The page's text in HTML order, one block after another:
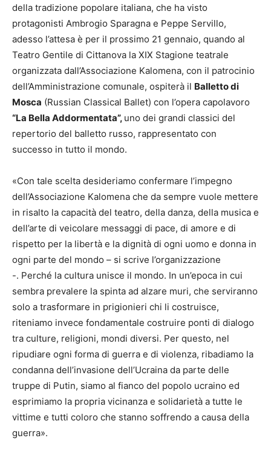
della tradizione popolare italiana, che ha visto
protagonisti Ambrogio Sparagna e Peppe Servillo,
adesso l’attesa è per il prossimo 21 gennaio, quando al
Teatro Gentile di Cittanova la XIX Stagione teatrale
organizzata dall’Associazione Kalomena, con il patrocinio
dell’Amministrazione comunale, ospiterà il Balletto di
Mosca (Russian Classical Ballet) con l’opera capolavoro
“La Bella Addormentata”, uno dei grandi classici del
repertorio del balletto russo, rappresentato con
successo in tutto il mondo.
«Con tale scelta desideriamo confermare l’impegno
dell’Associazione Kalomena che da sempre vuole mettere
in risalto la capacità del teatro, della danza, della musica e
dell’arte di veicolare messaggi di pace, di amore e di
rispetto per la libertà e la dignità di ogni uomo e donna in
ogni parte del mondo – si scrive l’organizzazione
-. Perché la cultura unisce il mondo. In un’epoca in cui
sembra prevalere la spinta ad alzare muri, che serviranno
solo a trasformare in prigionieri chi li costruisce,
riteniamo invece fondamentale costruire ponti di dialogo
tra culture, religioni, mondi diversi. Per questo, nel
ripudiare ogni forma di guerra e di violenza, ribadiamo la
condanna dell’invasione dell’Ucraina da parte delle
truppe di Putin, siamo al fianco del popolo ucraino ed
esprimiamo la propria vicinanza e solidarietà a tutte le
vittime e tutti coloro che stanno soffrendo a causa della
guerra».